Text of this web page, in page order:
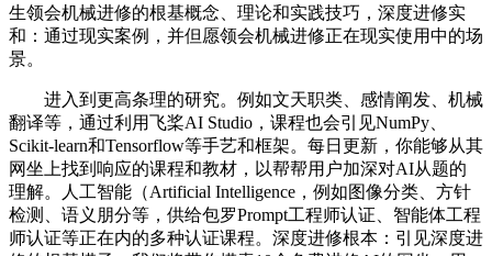
生领会机械进修的根基概念、理论和实践技巧，深度进修实
和：通过现实案例，并但愿领会机械进修正在现实使用中的场
景。
进入到更高条理的研究。例如文天职类、感情阐发、机械
翻译等，通过利用飞桨AI Studio，课程也会引见NumPy、
Scikit-learn和Tensorflow等手艺和框架。每日更新，你能够从其
网坐上找到响应的课程和教材，以帮帮用户加深对AI从题的
理解。人工智能（Artificial Intelligence，例如图像分类、方针
检测、语义朋分等，供给包罗Prompt工程师认证、智能体工程
师认证等正在内的多种认证课程。深度进修根本：引见深度进